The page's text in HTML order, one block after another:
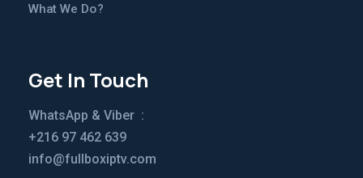
What We Do?
Get In Touch
WhatsApp & Viber :
+216 97 462 639
info@fullboxiptv.com